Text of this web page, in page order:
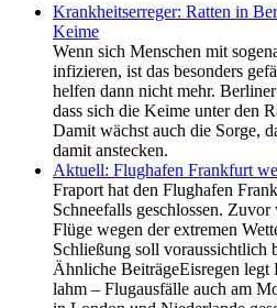
Krankheitserreger: Ratten in
Keime
Wenn sich Menschen mit
infizieren, ist das besonders
helfen dann nicht mehr.
dass sich die Keime unter den
Damit wächst auch die Sorge,
damit anstecken.
Aktuell: Flughafen Frankfurt
Fraport hat den Flughafen
Schneefalls geschlossen.
Flüge wegen der extremen
Schließung soll voraussichtlich
Ähnliche BeiträgeEisregen
lahm – Flugausfälle auch am